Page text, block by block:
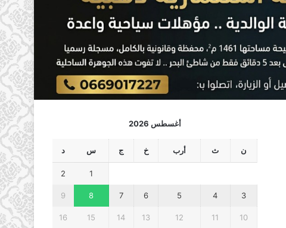
أغسطس 2026
ن ث أرب خ ج س د
1
2
3
4
5
6
7
8
9
10
11
12
13
14
15
16